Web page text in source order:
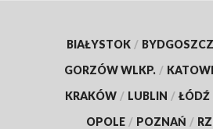
BIAŁYSTOK / BYDGOSZCZ
GORZÓW WLKP. /
KRAKÓW / LUBLIN / ŁÓDŹ
OPOLE / POZNAŃ /